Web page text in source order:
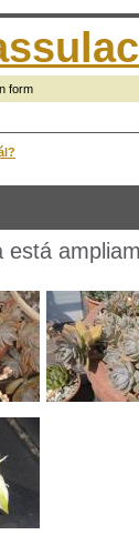
form
está